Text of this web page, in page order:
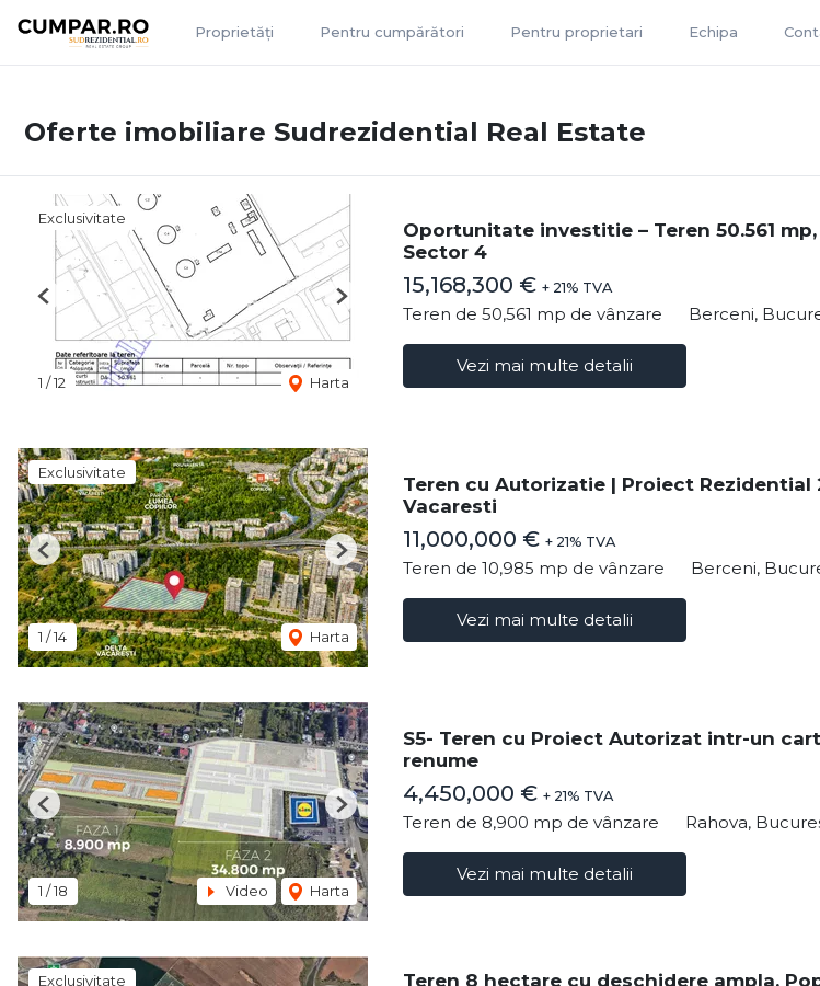
Proprietăți Pentru cumpărători Pentru proprietari Echipa
Oferte imobiliare Sudrezidential Real Estate
Exclusivitate
1 /12 Harta
Previous Next
Oportunitate investitie – Teren 50.561
Sector 4
15,168,300 € + 21% TVA
Teren de 50,561 mp de vânzare Berceni,
Vezi mai multe detalii
Exclusivitate
1 /14 Harta
Previous Next
Teren cu Autorizatie | Proiect Rezidential
Vacaresti
11,000,000 € + 21% TVA
Teren de 10,985 mp de vânzare Berceni,
Vezi mai multe detalii
1 /18 Video Harta
Previous Next
S5- Teren cu Proiect Autorizat intr-un
renume
4,450,000 € + 21% TVA
Teren de 8,900 mp de vânzare Rahova,
Vezi mai multe detalii
Exclusivitate
Teren 8 hectare cu deschidere ampla,